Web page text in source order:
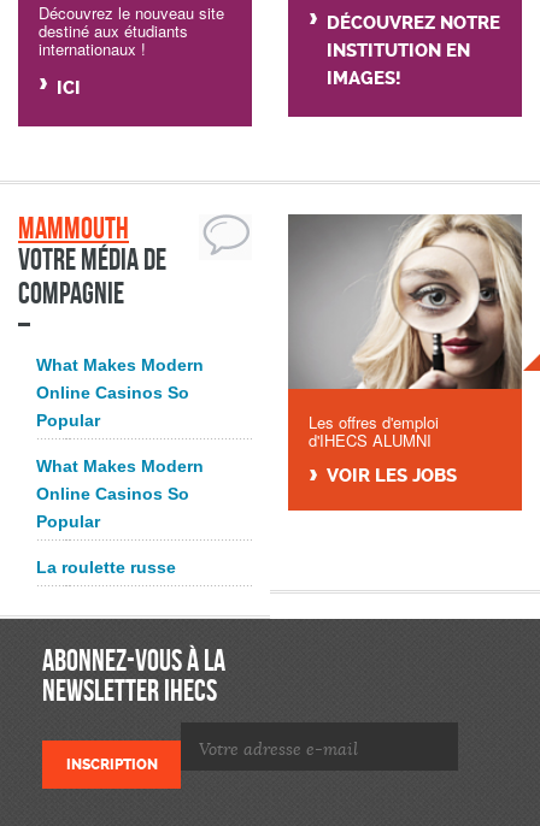
Découvrez le nouveau site
destiné aux étudiants
internationaux !
ICI
DÉCOUVREZ NOTRE
INSTITUTION EN
IMAGES!
Mammouth
Votre média de
compagnie
What Makes Modern
Online Casinos So
Popular
What Makes Modern
Online Casinos So
Popular
La roulette russe
Les offres d'emploi
d'IHECS ALUMNI
VOIR LES JOBS
ABONNEZ-VOUS À LA
NEWSLETTER IHECS